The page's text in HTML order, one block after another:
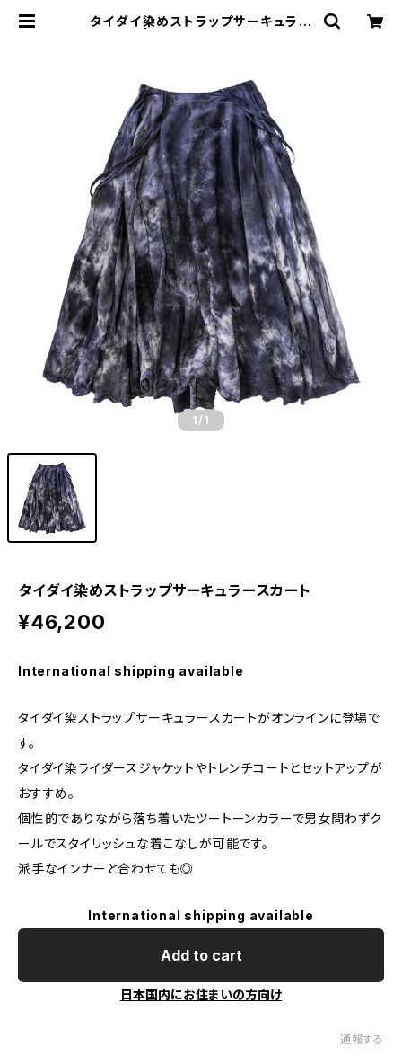
タイダイ染めストラップサーキュラー
1 /1
タイダイ染めストラップサーキュラースカート
¥46,200
International shipping available
タイダイ染ストラップサーキュラースカートがオンラインに登場で
す。
タイダイ染ライダースジャケットやトレンチコートとセットアップが
おすすめ。
個性的でありながら落ち着いたツートーンカラーで男女問わずク
ールでスタイリッシュな着こなしが可能です。
派手なインナーと合わせても◎
International shipping available
Add to cart
日本国内にお住まいの方向け
通報する